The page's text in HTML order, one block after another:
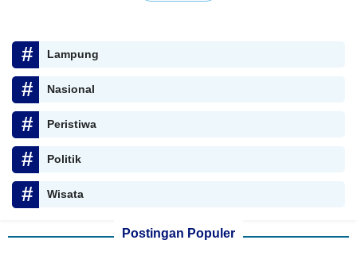
Lampung
Nasional
Peristiwa
Politik
Wisata
Postingan Populer